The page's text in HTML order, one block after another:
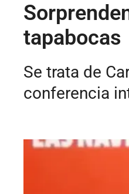
tapabocas
Se trata de
conferencia